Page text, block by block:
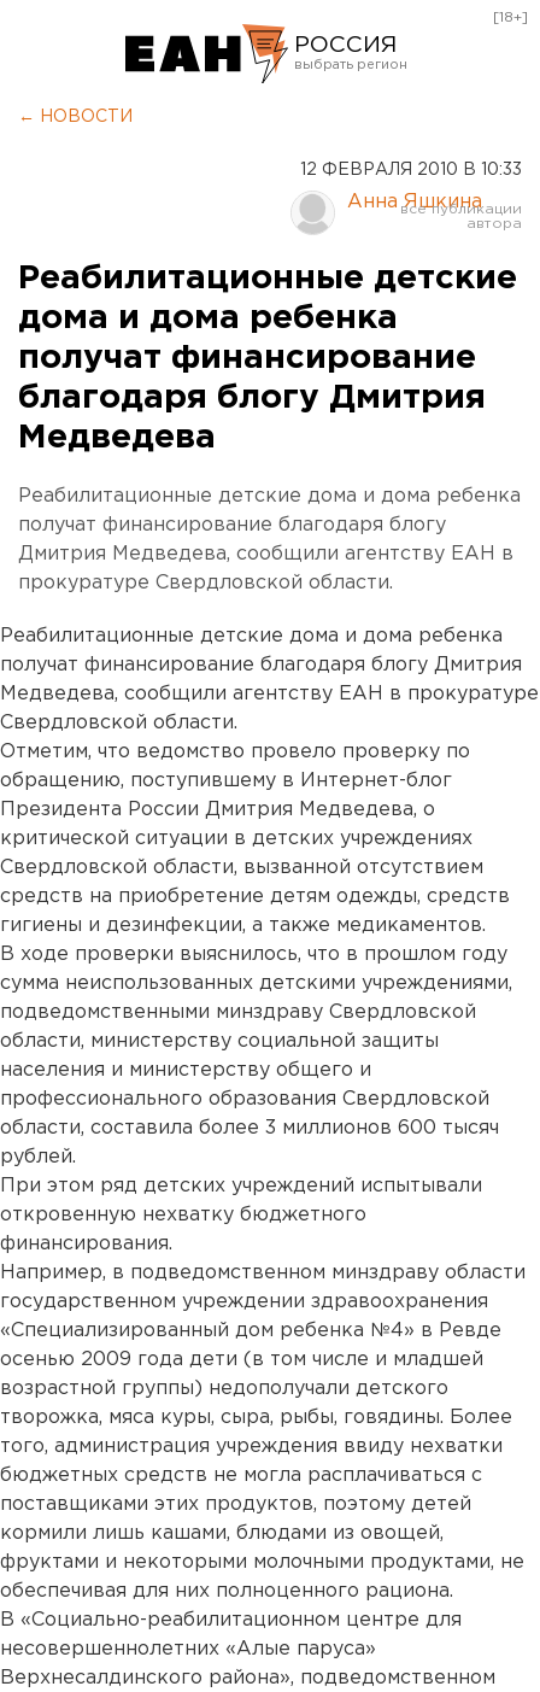
РОССИЯ
Курган
Оренбург
[18+]
← НОВОСТИ
12 ФЕВРАЛЯ 2010 В 10:33
Анна Яшкина
Реабилитационные детские
дома и дома ребенка
получат финансирование
благодаря блогу Дмитрия
Медведева
Реабилитационные детские дома и дома ребенка
получат финансирование благодаря блогу
Дмитрия Медведева, сообщили агентству ЕАН в
прокуратуре Свердловской области.
Реабилитационные детские дома и дома ребенка
получат финансирование благодаря блогу Дмитрия
Медведева, сообщили агентству ЕАН в прокуратуре
Свердловской области.
Отметим, что ведомство провело проверку по
обращению, поступившему в Интернет-блог
Президента России Дмитрия Медведева, о
критической ситуации в детских учреждениях
Свердловской области, вызванной отсутствием
средств на приобретение детям одежды, средств
гигиены и дезинфекции, а также медикаментов.
В ходе проверки выяснилось, что в прошлом году
сумма неиспользованных детскими учреждениями,
подведомственными минздраву Свердловской
области, министерству социальной защиты
населения и министерству общего и
профессионального образования Свердловской
области, составила более 3 миллионов 600 тысяч
рублей.
При этом ряд детских учреждений испытывали
откровенную нехватку бюджетного
финансирования.
Например, в подведомственном минздраву области
государственном учреждении здравоохранения
«Специализированный дом ребенка №4» в Ревде
осенью 2009 года дети (в том числе и младшей
возрастной группы) недополучали детского
творожка, мяса куры, сыра, рыбы, говядины. Более
того, администрация учреждения ввиду нехватки
бюджетных средств не могла расплачиваться с
поставщиками этих продуктов, поэтому детей
кормили лишь кашами, блюдами из овощей,
фруктами и некоторыми молочными продуктами, не
обеспечивая для них полноценного рациона.
В «Социально-реабилитационном центре для
несовершеннолетних «Алые паруса»
Верхнесалдинского района», подведомственном